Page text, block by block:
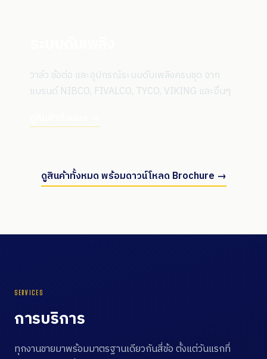
วาล์ว ข้อต่อ และอุปกรณ์ระบบดับเพลิงครบชุด จาก
แบรนด์ NIBCO, FIVALCO, TYCO, VIKING และอื่นๆ
ดูสินค้าทั้งหมด พร้อมดาวน์โหลด Brochure →
SERVICES
การบริการ
ทุกงานขายมาพร้อมมาตรฐานเดียวกันสี่ข้อ ตั้งแต่วันแรกที่